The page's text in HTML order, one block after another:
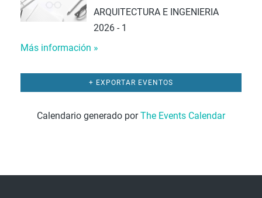
ARQUITECTURA E INGENIERIA
2026 - 1
Más información »
+ EXPORTAR EVENTOS
Calendario generado porThe Events Calendar